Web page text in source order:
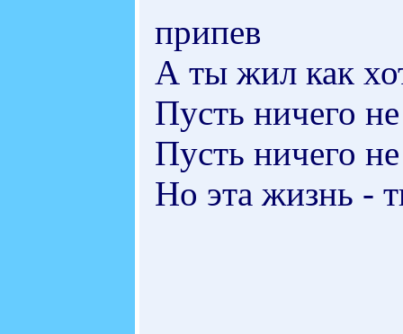
припев
А ты жил как
Пусть ничего
Пусть ничего
Но эта жизнь -